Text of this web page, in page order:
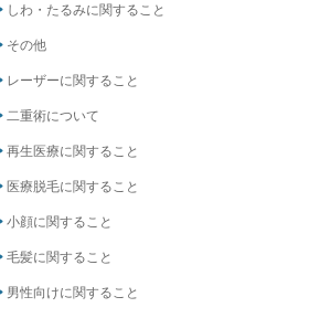
しわ・たるみに関すること
その他
レーザーに関すること
二重術について
再生医療に関すること
医療脱毛に関すること
小顔に関すること
毛髪に関すること
男性向けに関すること